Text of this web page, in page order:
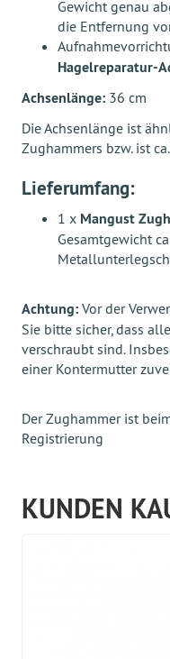
Gewicht genau
die Entfernung
Hagelreparatur-
Achsenlänge: 36 cm
Die Achsenlänge ist
Zughammers bzw. ist
Lieferumfang:
1 x Mangust
Gesamtgewicht
Achtung: Vor der
Sie bitte sicher, dass
verschraubt sind.
einer Kontermutter
Der Zughammer ist
Registrierung
KUNDEN